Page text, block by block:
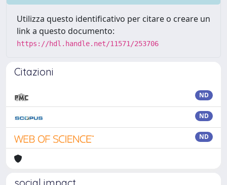
Utilizza questo identificativo per citare o creare un
link a questo documento:
https://hdl.handle.net/11571/253706
Citazioni
ND
ND
ND